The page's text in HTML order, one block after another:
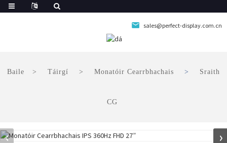
sales@perfect-display.com.cn
Baile Táirgí Monatóir Cearrbhachais Sraith
CG